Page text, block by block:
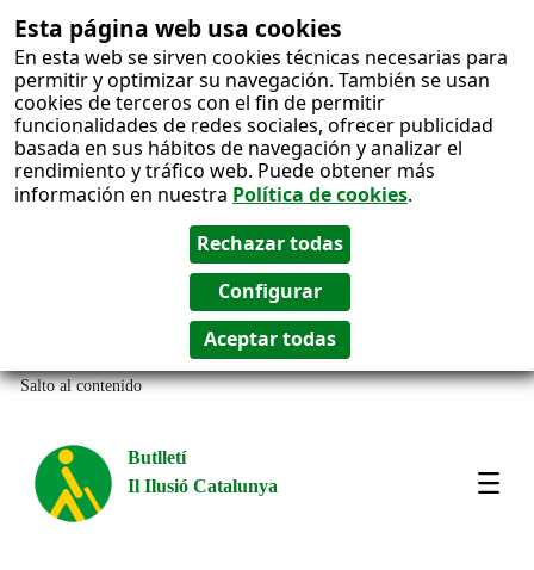
Esta página web usa cookies
En esta web se sirven cookies técnicas necesarias para
permitir y optimizar su navegación. También se usan
cookies de terceros con el fin de permitir
funcionalidades de redes sociales, ofrecer publicidad
basada en sus hábitos de navegación y analizar el
rendimiento y tráfico web. Puede obtener más
información en nuestra Política de cookies.
Salto al contenido
Butlletí
Il Ilusió Catalunya